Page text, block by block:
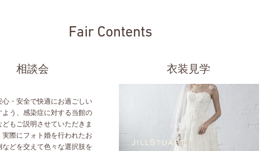
Fair Contents
相談会
心・安全で快適にお過ごしい
よう、感染症に対する当館の
どもご説明させていただきま
実際にフォト婚を行われたお
などを交えて色々な選択肢を
衣装見学